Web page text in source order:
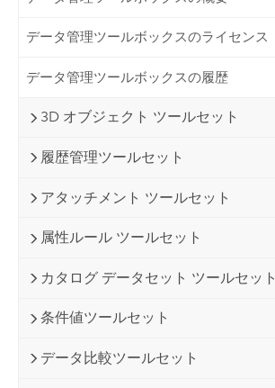
データ管理ツールボックスのライセンス
データ管理ツールボックスの履歴
3D オブジェクト ツールセット
履歴管理ツールセット
アタッチメント ツールセット
属性ルール ツールセット
カタログ データセット ツールセット
条件値ツールセット
データ比較ツールセット